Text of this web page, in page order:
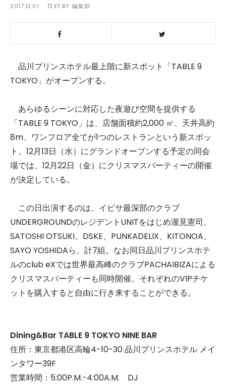
2017.12.01 TEXT BY:編集部
品川プリンスホテル最上階に新スポット「TABLE 9
TOKYO」がオープンする。
あらゆるシーンに対応した夜遊び空間を提供する
「TABLE 9 TOKYO」は、店舗面積約2,000 ㎡、天井高約
8m、ワンフロア全てが1つのレストランという新スポッ
ト。12月13日（水）にグランドオープンする予定の同会
場では、12月22日（金）にクリスマスパーティーの開催
が決定している。
この日出演するのは、イビサ最深部のクラブ
UNDERGROUNDのレジデントUNITをはじめ瀧見憲司、
SATOSHI OTSUKI、 DSKE、 PUNKADELIX、 KITONOA、
SAYO YOSHIDAら、計7組。なお同日品川プリンスホテ
ルのclub eXでは世界最高峰のクラブPACHAIBIZAによる
クリスマスパーティーも同時開催。それぞれのVIPチケ
ットを購入すると自由に行き来することができる。
Dining&Bar TABLE 9 TOKYO NINE BAR
住所：東京都港区高輪4-10-30 品川プリンスホテル メイ
ンタワー39F
営業時間：5:00P.M.-4:00A.M. DJ